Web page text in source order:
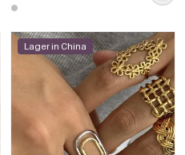
Lager in China